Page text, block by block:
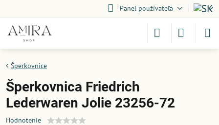
Panel používateľa
Šperkovnice
Šperkovnica Friedrich
Lederwaren Jolie 23256-72
Hodnotenie